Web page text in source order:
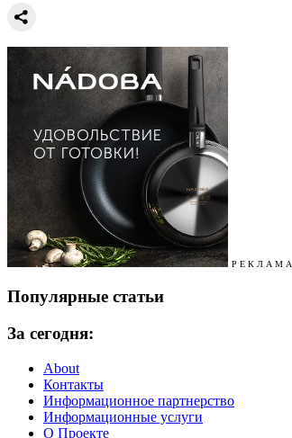
Р Е К Л А М А
Популярные статьи
За сегодня:
About
Контакты
Информационное партнерство
Информационные услуги
О Проекте